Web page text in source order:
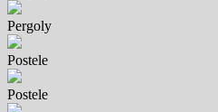
Pergoly
Postele
Postele